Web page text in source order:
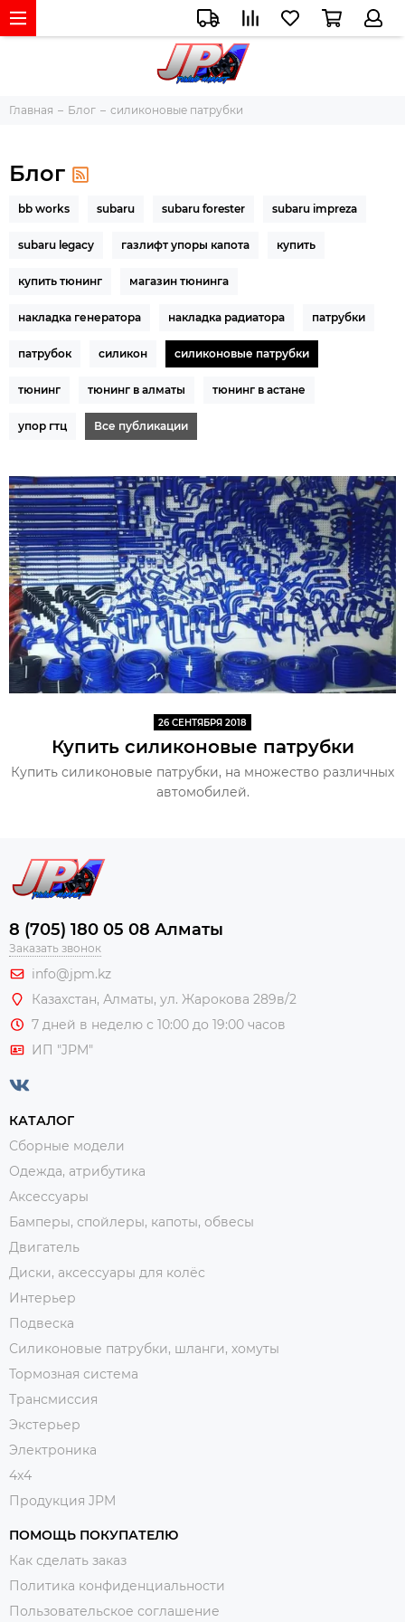
Главная Блог силиконовые патрубки
Блог
bb works subaru subaru forester subaru impreza
subaru legacy газлифт упоры капота купить
купить тюнинг магазин тюнинга
накладка генератора накладка радиатора патрубки
патрубок силикон силиконовые патрубки
тюнинг тюнинг в алматы тюнинг в астане
упор гтц Все публикации
26 СЕНТЯБРЯ 2018
Купить силиконовые патрубки
Купить силиконовые патрубки, на множество различных
автомобилей.
8 (705) 180 05 08 Алматы
Заказать звонок
info@jpm.kz
Казахстан, Алматы, ул. Жарокова 289в/2
7 дней в неделю с 10:00 до 19:00 часов
ИП "JPM"
КАТАЛОГ
Сборные модели
Одежда, атрибутика
Аксессуары
Бамперы, спойлеры, капоты, обвесы
Двигатель
Диски, аксессуары для колёс
Интерьер
Подвеска
Силиконовые патрубки, шланги, хомуты
Тормозная система
Трансмиссия
Экстерьер
Электроника
4x4
Продукция JPM
ПОМОЩЬ ПОКУПАТЕЛЮ
Как сделать заказ
Политика конфиденциальности
Пользовательское соглашение